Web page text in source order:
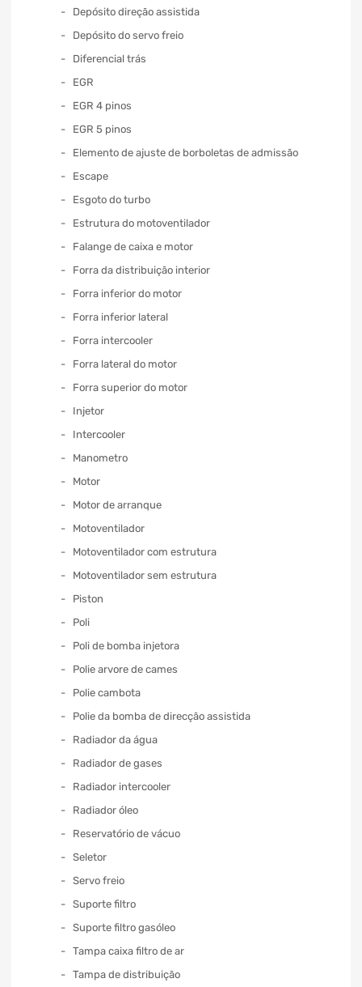
Depósito direção assistida
Depósito do servo freio
Diferencial trás
EGR
EGR 4 pinos
EGR 5 pinos
Elemento de ajuste de borboletas de admissão
Escape
Esgoto do turbo
Estrutura do motoventilador
Falange de caixa e motor
Forra da distribuição interior
Forra inferior do motor
Forra inferior lateral
Forra intercooler
Forra lateral do motor
Forra superior do motor
Injetor
Intercooler
Manometro
Motor
Motor de arranque
Motoventilador
Motoventilador com estrutura
Motoventilador sem estrutura
Piston
Poli
Poli de bomba injetora
Polie arvore de cames
Polie cambota
Polie da bomba de direcção assistida
Radiador da água
Radiador de gases
Radiador intercooler
Radiador óleo
Reservatório de vácuo
Seletor
Servo freio
Suporte filtro
Suporte filtro gasóleo
Tampa caixa filtro de ar
Tampa de distribuição